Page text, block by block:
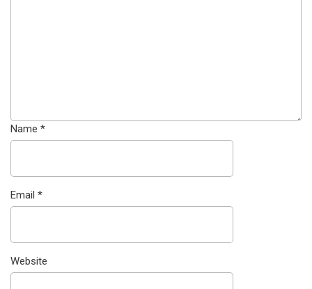
Name *
Email *
Website